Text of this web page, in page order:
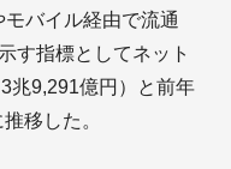
バイル経由で流通
す指標としてネット
兆9,291億円）と前年
移した。